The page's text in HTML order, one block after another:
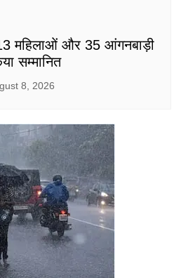
महिलाओं और 35 आंगनबाड़ी
सम्मानित
8, 2026